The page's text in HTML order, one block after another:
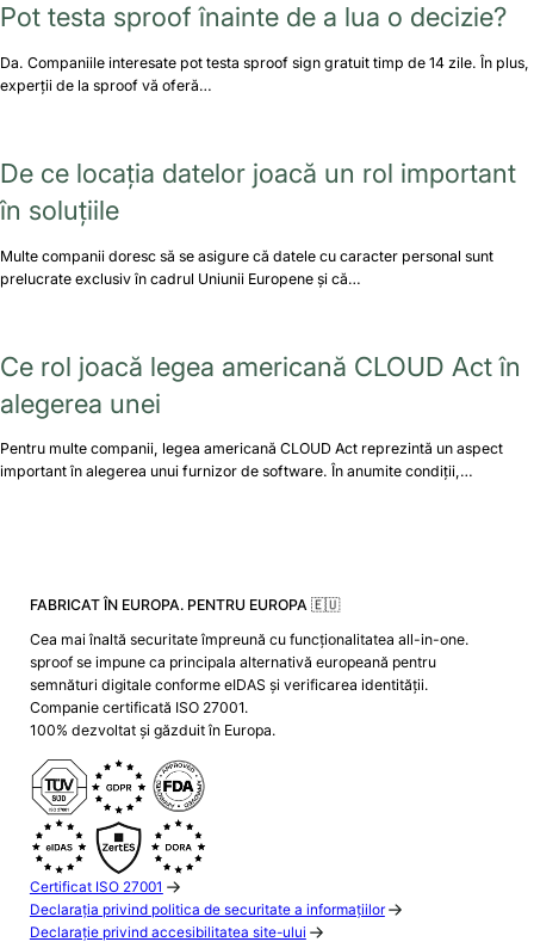
Pot testa sproof înainte de a lua o decizie?
Da. Companiile interesate pot testa sproof sign gratuit timp de 14 zile. În plus,
experții de la sproof vă oferă…
De ce locația datelor joacă un rol important
în soluțiile
Multe companii doresc să se asigure că datele cu caracter personal sunt
prelucrate exclusiv în cadrul Uniunii Europene și că…
Ce rol joacă legea americană CLOUD Act în
alegerea unei
Pentru multe companii, legea americană CLOUD Act reprezintă un aspect
important în alegerea unui furnizor de software. În anumite condiții,…
FABRICAT ÎN EUROPA. PENTRU EUROPA 🇪🇺
Cea mai înaltă securitate împreună cu funcționalitatea all-in-one.
sproof se impune ca principala alternativă europeană pentru
semnături digitale conforme eIDAS și verificarea identității.
Companie certificată ISO 27001.
100% dezvoltat și găzduit în Europa.
Certificat ISO 27001
Declarația privind politica de securitate a informațiilor
Declarație privind accesibilitatea site-ului